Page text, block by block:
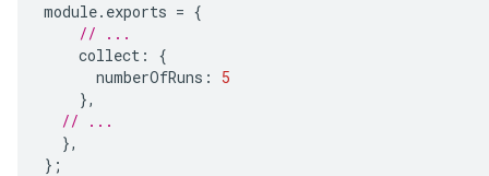
module. exports = {
// ...
collect :
{
numberOfRuns :
5
},
// ...
},
};